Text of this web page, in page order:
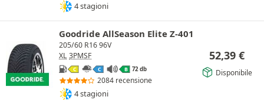
4 stagioni
Goodride AllSeason Elite Z-401
205/60 R16 96V
XL 3PMSF
C C B 72 db
2084 recensione
4 stagioni
52,39 €
Disponibile